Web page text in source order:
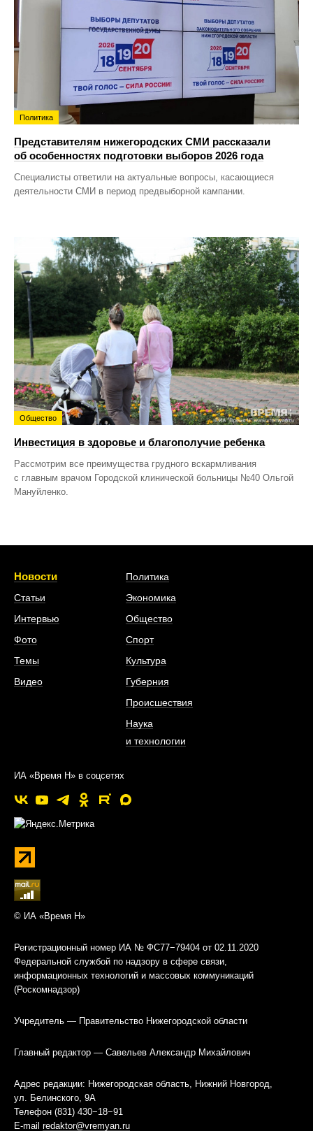
Политика
Представителям нижегородских СМИ рассказали
об особенностях подготовки выборов 2026 года
Специалисты ответили на актуальные вопросы, касающиеся
деятельности СМИ в период предвыборной кампании.
Общество
Инвестиция в здоровье и благополучие ребенка
Рассмотрим все преимущества грудного вскармливания
с главным врачом Городской клинической больницы №40 Ольгой
Мануйленко.
Новости
Статьи
Интервью
Фото
Темы
Видео
Политика
Экономика
Общество
Спорт
Культура
Губерния
Происшествия
Наука
и технологии
ИА «Время Н» в соцсетях
© ИА «Время Н»
Регистрационный номер ИА № ФС77−79404 от 02.11.2020
Федеральной службой по надзору в сфере связи,
информационных технологий и массовых коммуникаций
(Роскомнадзор)
Учредитель — Правительство Нижегородской области
Главный редактор — Савельев Александр Михайлович
Адрес редакции: Нижегородская область, Нижний Новгород,
ул. Белинского, 9А
Телефон (831) 430−18−91
E-mail redaktor@vremyan.ru